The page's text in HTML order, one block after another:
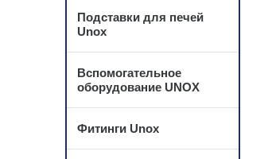
Подставки для печей
Unox
Вспомогательное
оборудование UNOX
Фитинги Unox